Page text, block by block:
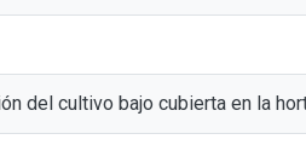
del cultivo bajo cubierta en la